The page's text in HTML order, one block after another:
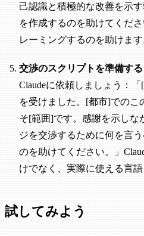
己認識と積極的な改善を示
を作成するのを助けてくだ
レーミングするのを助けます
交渉のスクリプトを準備する
Claudeに依頼しましょう：
を受けました。[都市]でのこ
そ[範囲]です。感謝を示しな
ジを交渉するために何を言
のを助けてください。」
けでなく、実際に使える言語
試してみよう